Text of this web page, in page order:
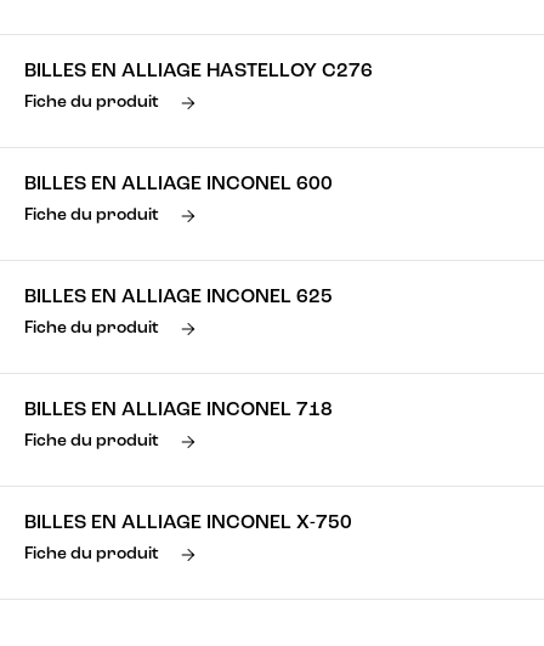
BILLES EN ALLIAGE HASTELLOY C276
Fiche du produit
BILLES EN ALLIAGE INCONEL 600
Fiche du produit
BILLES EN ALLIAGE INCONEL 625
Fiche du produit
BILLES EN ALLIAGE INCONEL 718
Fiche du produit
BILLES EN ALLIAGE INCONEL X-750
Fiche du produit